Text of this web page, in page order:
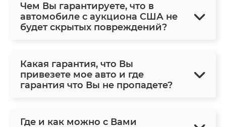
Чем Вы гарантируете, что в
автомобиле с аукциона США не
будет скрытых повреждений?
Какая гарантия, что Вы
привезете мое авто и где
гарантия что Вы не пропадете?
Где и как можно с Вами